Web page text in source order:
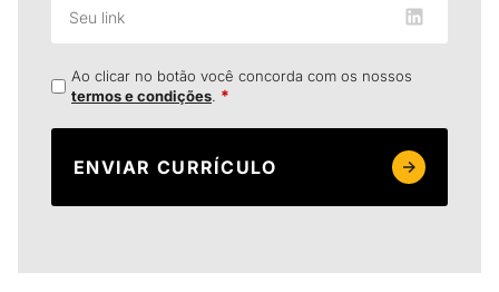
Ao clicar no botão você concorda com os nossos
termos e condições. *